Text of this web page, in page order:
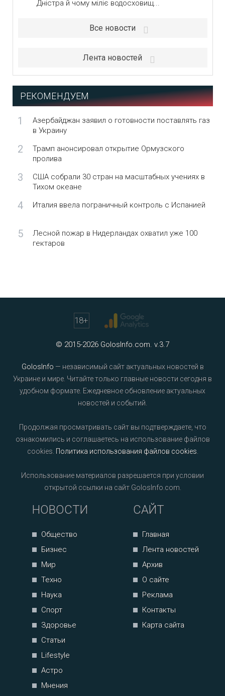
Дністра й чому міліє водосховищ...
Все новости
Лента новостей
РЕКОМЕНДУЕМ
1
Азербайджан заявил о готовности поставлять газ
в Украину
2
Трамп анонсировал открытие Ормузского
пролива
3
США собрали 30 стран на масштабных учениях в
Тихом океане
4 Италия ввела пограничный контроль с Испанией
5
Лесной пожар в Нидерландах охватил уже 100
гектаров
18+
© 2015-2026 GolosInfo.com. v.3.7
GolosInfo — независимый сайт актуальных новостей в
Украине и мире. Читайте только главные новости сегодня в
удобном формате. Ежедневное обновление актуальных
новостей и событий.
Продолжая просматривать сайт вы подтверждаете, что
ознакомились и соглашаетесь на использование файлов
cookies. Политика использования файлов cookies
Использование материалов разрешается при условии
открытой ссылки на сайт GolosInfo.com.
НОВОСТИ
Общество
Бизнес
Мир
Техно
Наука
Спорт
Здоровье
Статьи
Lifestyle
Астро
Мнения
САЙТ
Главная
Лента новостей
Архив
О сайте
Реклама
Контакты
Карта сайта